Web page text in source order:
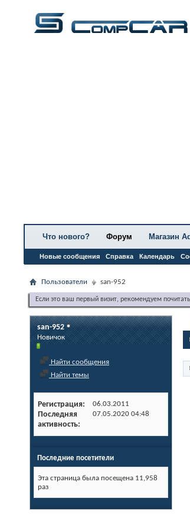
Что нового? Форум
Новые сообщения Справка Календарь
Магазин
Пользователи san-952
Если это ваш первый визит, рекомендуем почитать
san-952
Новичок
Найти сообщения
Найти темы
Регистрация 06.03.2011
Последняя
активность
07.05.2020 04:48
Последние посетители
Эта страница была посещена 11,958
раз